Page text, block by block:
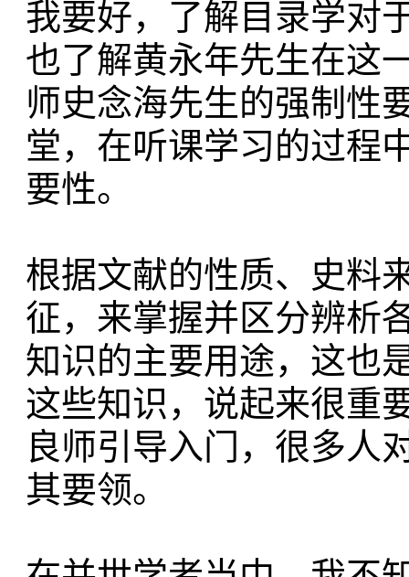
我要好，了解目录学对
也了解黄永年先生在这
师史念海先生的强制性
堂，在听课学习的过程
要性。
根据文献的性质、史料
征，来掌握并区分辨析
知识的主要用途，这也
这些知识，说起来很重
良师引导入门，很多人
其要领。